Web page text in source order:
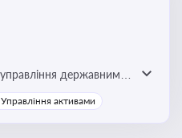
державними,
активами, для
за збереження
Управління активами